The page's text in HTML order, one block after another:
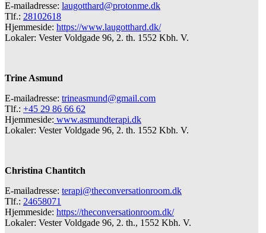
E-mailadresse: laugotthard@protonme.dk
Tlf.: 28102618
Hjemmeside: https://www.laugotthard.dk/
Lokaler: Vester Voldgade 96, 2. th. 1552 Kbh. V.
Trine Asmund
E-mailadresse: trineasmund@gmail.com
Tlf.: +45 29 86 66 62
Hjemmeside: www.asmundterapi.dk
Lokaler: Vester Voldgade 96, 2. th. 1552 Kbh. V.
Christina Chantitch
E-mailadresse: terapi@theconversationroom.dk
Tlf.: 24658071
Hjemmeside: https://theconversationroom.dk/
Lokaler: Vester Voldgade 96, 2. th., 1552 Kbh. V.